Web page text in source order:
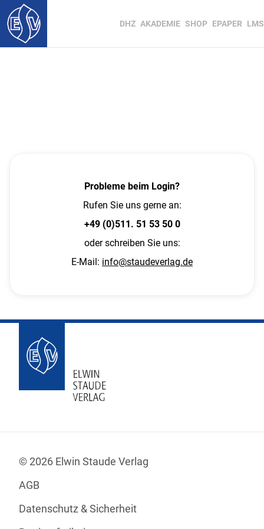
DHZ AKADEMIE SHOP EPAPER LMS
Probleme beim Login?
Rufen Sie uns gerne an:
+49 (0)511. 51 53 50 0
oder schreiben Sie uns:
E-Mail: info@staudeverlag.de
© 2026 Elwin Staude Verlag
AGB
Datenschutz & Sicherheit